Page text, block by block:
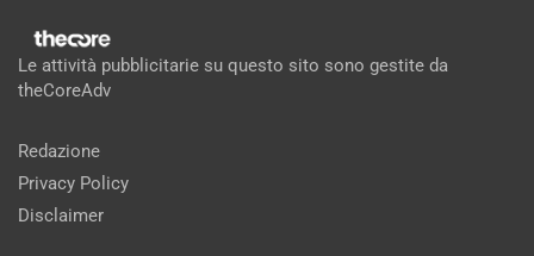
Le attività pubblicitarie su questo sito sono gestite da
theCoreAdv
Redazione
Privacy Policy
Disclaimer